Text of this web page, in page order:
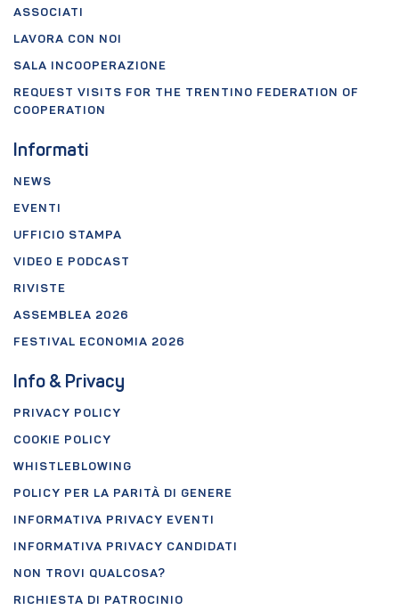
ASSOCIATI
LAVORA CON NOI
SALA INCOOPERAZIONE
REQUEST VISITS FOR THE TRENTINO FEDERATION OF
COOPERATION
Informati
NEWS
EVENTI
UFFICIO STAMPA
VIDEO E PODCAST
RIVISTE
ASSEMBLEA 2026
FESTIVAL ECONOMIA 2026
Info & Privacy
PRIVACY POLICY
COOKIE POLICY
WHISTLEBLOWING
POLICY PER LA PARITÀ DI GENERE
INFORMATIVA PRIVACY EVENTI
INFORMATIVA PRIVACY CANDIDATI
NON TROVI QUALCOSA?
RICHIESTA DI PATROCINIO